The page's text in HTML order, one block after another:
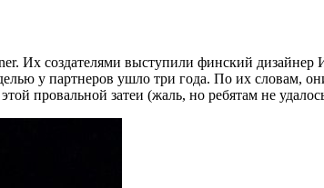
Их создателями выступили финский
у партнеров ушло три года. По их словам,
провальной затеи (жаль, но ребятам не